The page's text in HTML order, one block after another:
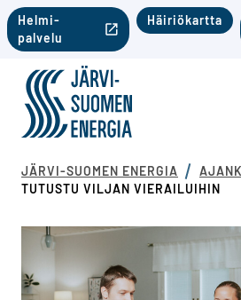
Siirry sisältöön
Toinen valikko mobiili
Helmi-
palvelu
Häiriökartta
Järvi-Suomen Energia
JÄRVI-SUOMEN ENERGIA
TUTUSTU VILJAN VIERAILUIHIN